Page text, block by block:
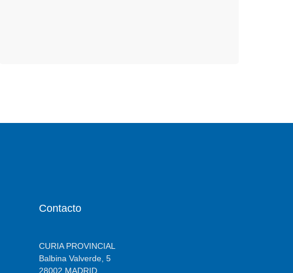
Contacto
CURIA PROVINCIAL
Balbina Valverde, 5
28002 MADRID